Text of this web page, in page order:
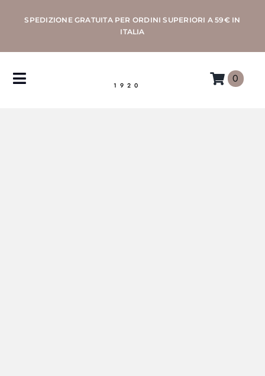
SPEDIZIONE GRATUITA PER ORDINI SUPERIORI A 59€ IN
ITALIA
1920
Toggle
0